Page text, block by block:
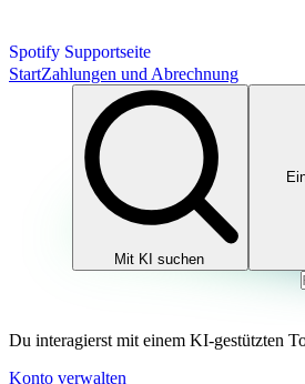
Spotify Supportseite
StartZahlungen und Abrechnung
Mit KI suchen
Du interagierst mit einem KI-gestützten
Konto verwalten